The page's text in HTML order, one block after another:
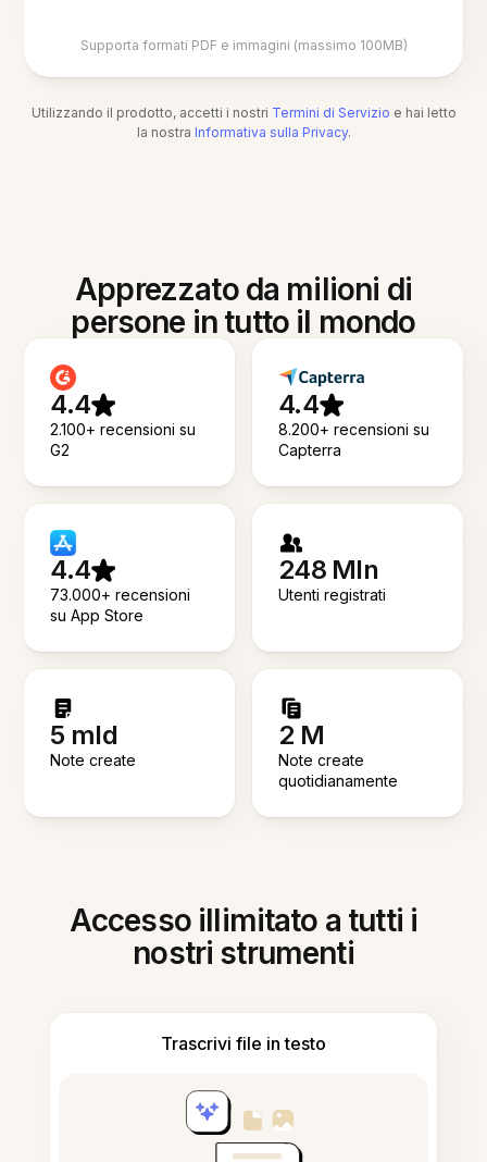
Supporta formati PDF e immagini (massimo 100MB)
Utilizzando il prodotto, accetti i nostri Termini di Servizio e hai letto
la nostra Informativa sulla Privacy.
Apprezzato da milioni di
persone in tutto il mondo
4.4
2.100+ recensioni su
G2
4.4
8.200+ recensioni su
Capterra
4.4
73.000+ recensioni
su App Store
248 Mln
Utenti registrati
5 mld
Note create
2 M
Note create
quotidianamente
Accesso illimitato a tutti i
nostri strumenti
Trascrivi file in testo